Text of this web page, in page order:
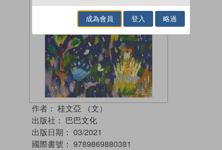
作者： 桂文亞 （文）
出版社： 巴巴文化
出版日期： 03/2021
國際書號： 9789869880381
成為會員 登入 略過